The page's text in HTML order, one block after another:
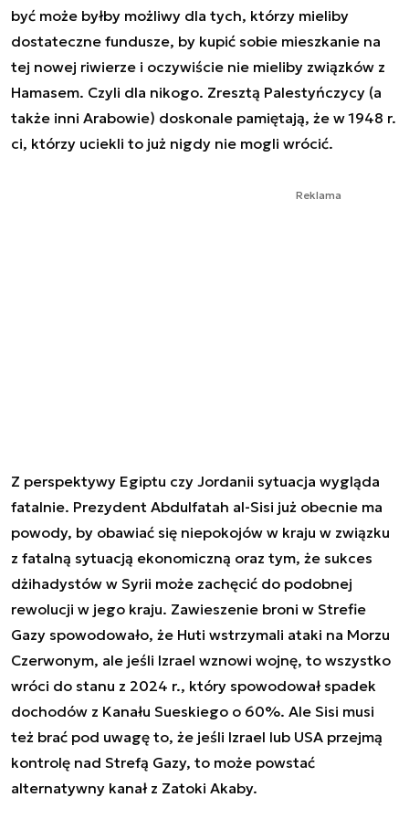
być może byłby możliwy dla tych, którzy mieliby
dostateczne fundusze, by kupić sobie mieszkanie na
tej nowej riwierze i oczywiście nie mieliby związków z
Hamasem. Czyli dla nikogo. Zresztą Palestyńczycy (a
także inni Arabowie) doskonale pamiętają, że w 1948 r.
ci, którzy uciekli to już nigdy nie mogli wrócić.
Reklama
Z perspektywy Egiptu czy Jordanii sytuacja wygląda
fatalnie. Prezydent Abdulfatah al-Sisi już obecnie ma
powody, by obawiać się niepokojów w kraju w związku
z fatalną sytuacją ekonomiczną oraz tym, że sukces
dżihadystów w Syrii może zachęcić do podobnej
rewolucji w jego kraju. Zawieszenie broni w Strefie
Gazy spowodowało, że Huti wstrzymali ataki na Morzu
Czerwonym, ale jeśli Izrael wznowi wojnę, to wszystko
wróci do stanu z 2024 r., który spowodował spadek
dochodów z Kanału Sueskiego o 60%. Ale Sisi musi
też brać pod uwagę to, że jeśli Izrael lub USA przejmą
kontrolę nad Strefą Gazy, to może powstać
alternatywny kanał z Zatoki Akaby.